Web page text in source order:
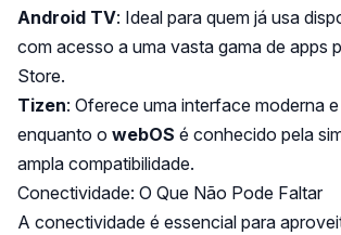
Android TV: Ideal para quem já usa
com acesso a uma vasta gama de apps
Store.
Tizen: Oferece uma interface moderna e
enquanto o webOS é conhecido pela
ampla compatibilidade.
Conectividade: O Que Não Pode Faltar
A conectividade é essencial para